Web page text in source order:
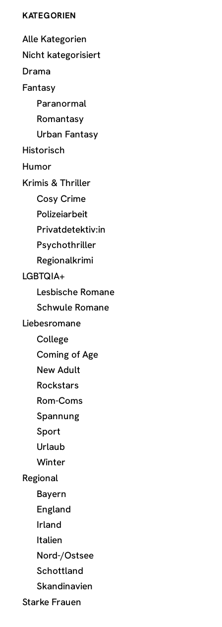
KATEGORIEN
Alle Kategorien
Nicht kategorisiert
Drama
Fantasy
Paranormal
Romantasy
Urban Fantasy
Historisch
Humor
Krimis & Thriller
Cosy Crime
Polizeiarbeit
Privatdetektiv:in
Psychothriller
Regionalkrimi
LGBTQIA+
Lesbische Romane
Schwule Romane
Liebesromane
College
Coming of Age
New Adult
Rockstars
Rom-Coms
Spannung
Sport
Urlaub
Winter
Regional
Bayern
England
Irland
Italien
Nord-/Ostsee
Schottland
Skandinavien
Starke Frauen